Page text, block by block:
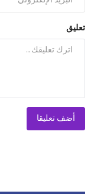
تعليق
أضف تعليقا